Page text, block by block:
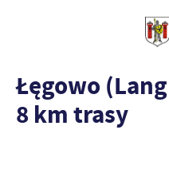
Łęgowo
8 km trasy